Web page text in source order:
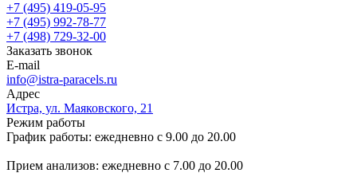
+7 (495) 419-05-95
+7 (495) 992-78-77
+7 (498) 729-32-00
Заказать звонок
E-mail
info@istra-paracels.ru
Адрес
Истра, ул. Маяковского, 21
Режим работы
График работы: ежедневно с 9.00 до 20.00
Прием анализов: ежедневно с 7.00 до 20.00